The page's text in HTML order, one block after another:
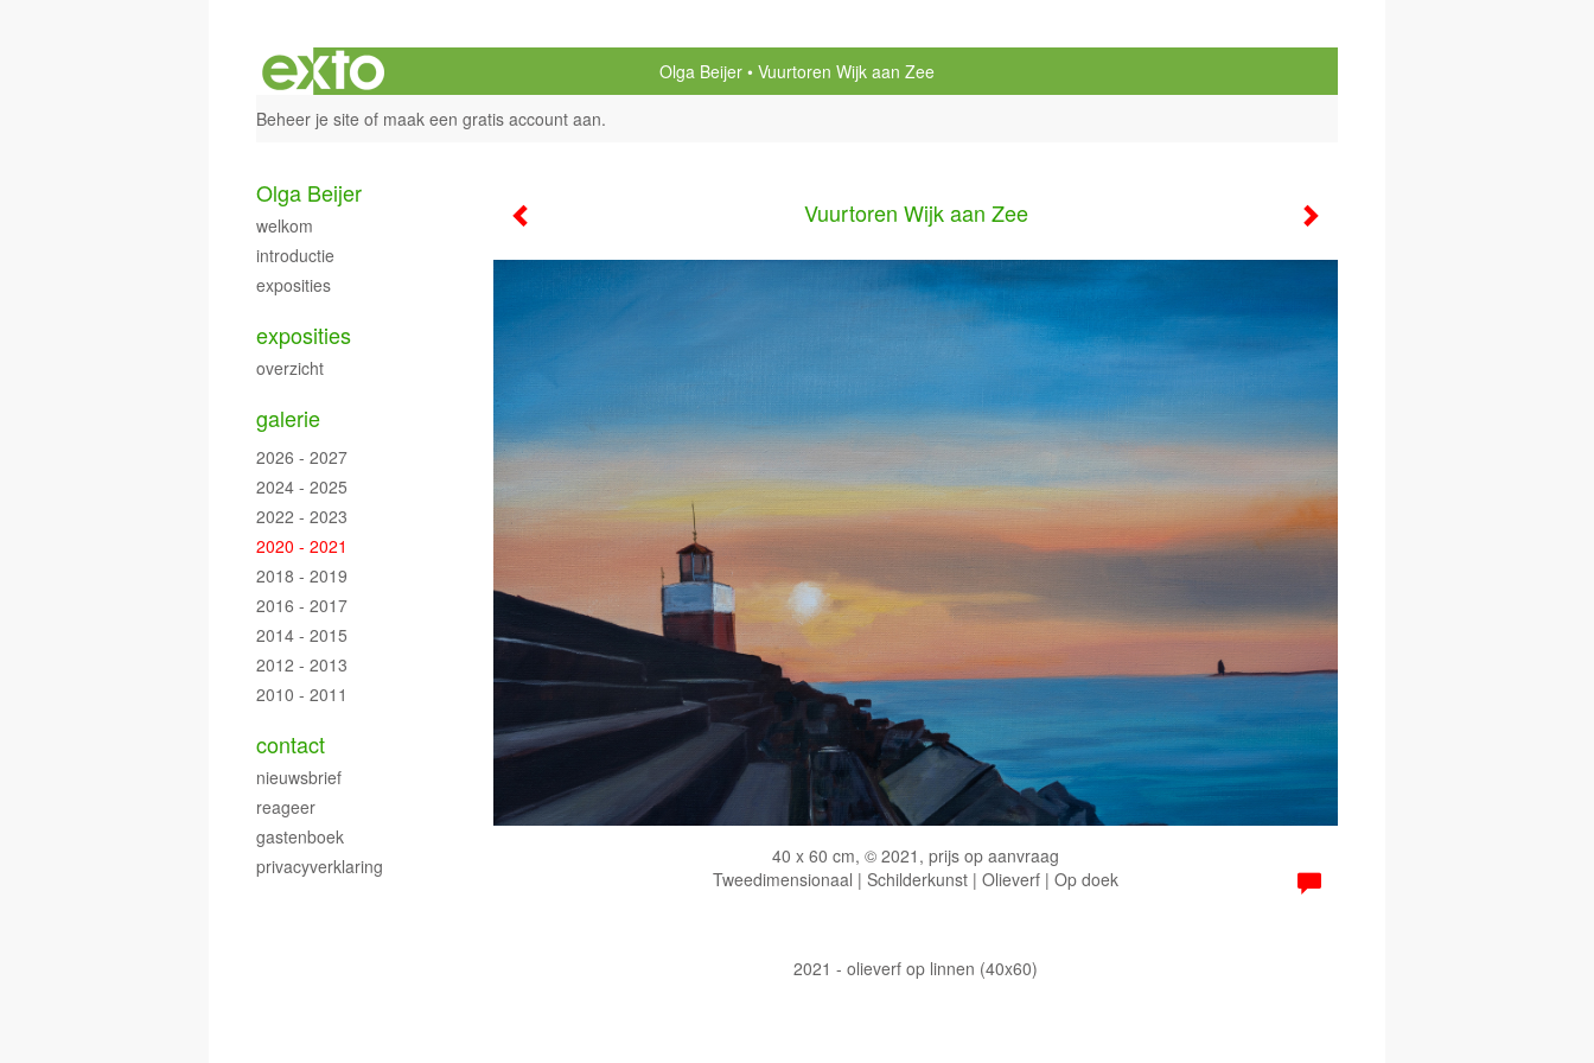
Olga Beijer
Vuurtoren Wijk aan Zee
Beheer je site of maak een gratis account aan.
Vuurtoren Wijk aan Zee
40 x 60 cm, © 2021, prijs op aanvraag
Tweedimensionaal | Schilderkunst | Olieverf | Op doek
2021 - olieverf op linnen (40x60)
Olga Beijer
welkom
introductie
exposities
exposities
overzicht
galerie
2026 - 2027
2024 - 2025
2022 - 2023
2020 - 2021
2018 - 2019
2016 - 2017
2014 - 2015
2012 - 2013
2010 - 2011
contact
nieuwsbrief
reageer
gastenboek
privacyverklaring